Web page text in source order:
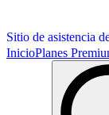
Sitio de asistencia
InicioPlanes